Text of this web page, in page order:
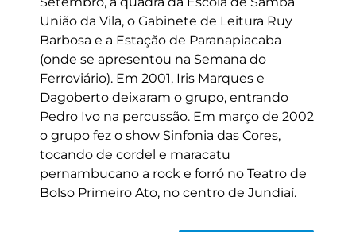
União da Vila, o Gabinete de Leitura Ruy
Barbosa e a Estação de Paranapiacaba
(onde se apresentou na Semana do
Ferroviário). Em 2001, Iris Marques e
Dagoberto deixaram o grupo, entrando
Pedro Ivo na percussão. Em março de 2002
o grupo fez o show Sinfonia das Cores,
tocando de cordel e maracatu
pernambucano a rock e forró no Teatro de
Bolso Primeiro Ato, no centro de Jundiaí.